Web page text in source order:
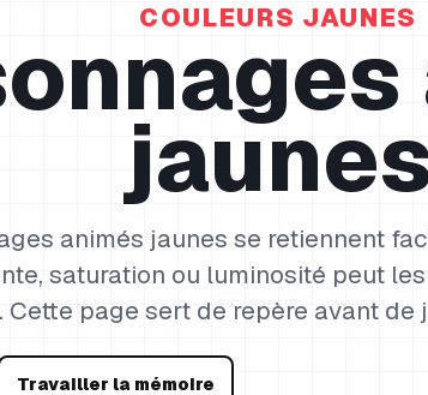
COULEURS JAUNES
jaunes
animés jaunes se retiennent
saturation ou luminosité peut
Cette page sert de repère avant de
Travailler la mémoire